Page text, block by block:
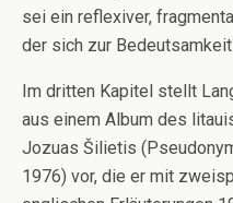
sei ein reflexiver,
der sich zur
Im dritten Kapitel stellt
aus einem Album des
Jozuas Šilietis
1976) vor, die er mit